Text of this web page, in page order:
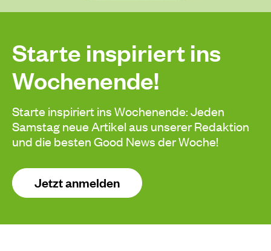
Starte inspiriert ins
Wochenende!
Starte inspiriert ins Wochenende: Jeden
Samstag neue Artikel aus unserer Redaktion
und die besten Good News der Woche!
Jetzt anmelden